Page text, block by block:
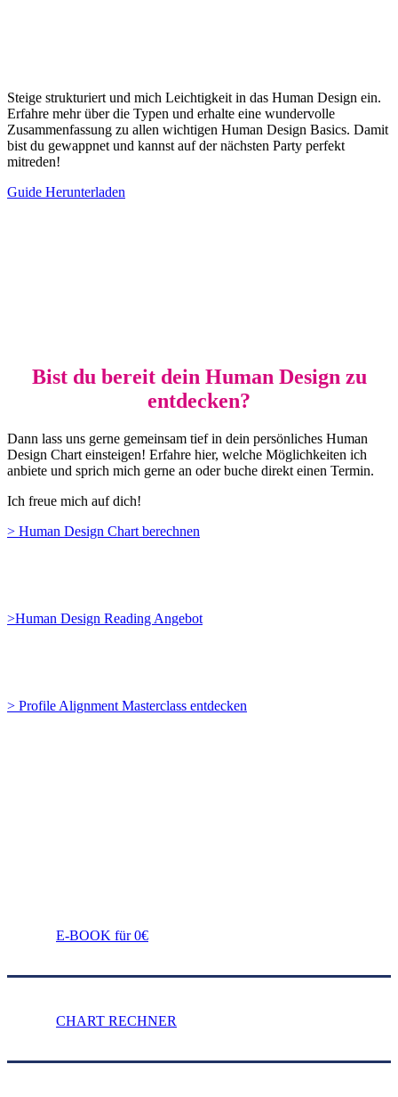
Steige strukturiert und mich Leichtigkeit in das Human Design ein.
Erfahre mehr über die Typen und erhalte eine wundervolle
Zusammenfassung zu allen wichtigen Human Design Basics. Damit
bist du gewappnet und kannst auf der nächsten Party perfekt
mitreden!
Guide Herunterladen
Bist du bereit dein Human Design zu
entdecken?
Dann lass uns gerne gemeinsam tief in dein persönliches Human
Design Chart einsteigen! Erfahre hier, welche Möglichkeiten ich
anbiete und sprich mich gerne an oder buche direkt einen Termin.
Ich freue mich auf dich!
> Human Design Chart berechnen
>Human Design Reading Angebot
> Profile Alignment Masterclass entdecken
E-BOOK für 0€
CHART RECHNER